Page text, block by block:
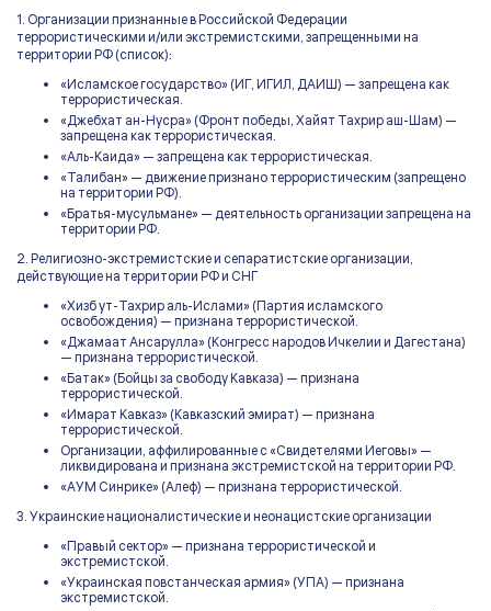
1. Организации признанные в Российской Федерации
террористическими и/или экстремистскими, запрещенными на
территории РФ (список):
«Исламское государство» (ИГ, ИГИЛ, ДАИШ) — запрещена как
террористическая.
«Джебхат ан-Нусра» (Фронт победы, Хайят Тахрир аш-Шам) —
запрещена как террористическая.
«Аль-Каида» — запрещена как террористическая.
«Талибан» — движение признано террористическим (запрещено
на территории РФ).
«Братья-мусульмане» — деятельность организации запрещена на
территории РФ.
2. Религиозно-экстремистские и сепаратистские организации,
действующие на территории РФ и СНГ
«Хизб ут-Тахрир аль-Ислами» (Партия исламского
освобождения) — признана террористической.
«Джамаат Ансарулла» (Конгресс народов Ичкелии и Дагестана)
— признана террористической.
«Батак» (Бойцы за свободу Кавказа) — признана
террористической.
«Имарат Кавказ» (Кавказский эмират) — признана
террористической.
Организации, аффилированные с «Свидетелями Иеговы» —
ликвидирована и признана экстремистской на территории РФ.
«АУМ Синрике» (Алеф) — признана террористической.
3. Украинские националистические и неонацистские организации
«Правый сектор» — признана террористической и
экстремистской.
«Украинская повстанческая армия» (УПА) — признана
экстремистской.